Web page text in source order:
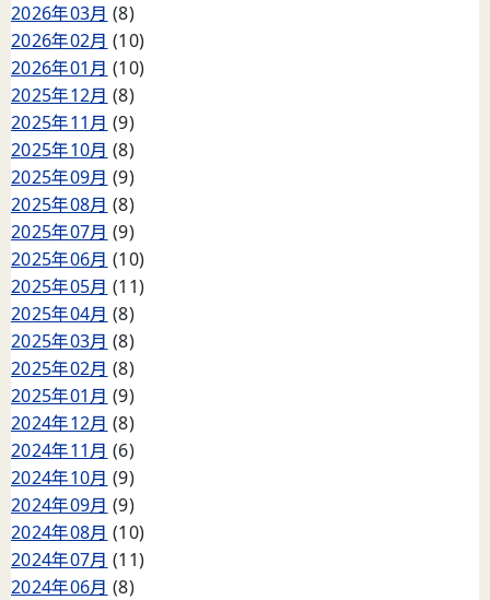
2026年03月 (8)
2026年02月 (10)
2026年01月 (10)
2025年12月 (8)
2025年11月 (9)
2025年10月 (8)
2025年09月 (9)
2025年08月 (8)
2025年07月 (9)
2025年06月 (10)
2025年05月 (11)
2025年04月 (8)
2025年03月 (8)
2025年02月 (8)
2025年01月 (9)
2024年12月 (8)
2024年11月 (6)
2024年10月 (9)
2024年09月 (9)
2024年08月 (10)
2024年07月 (11)
2024年06月 (8)